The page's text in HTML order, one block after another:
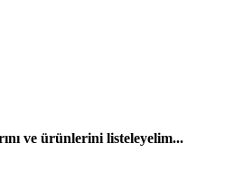
ve ürünlerini listeleyelim...